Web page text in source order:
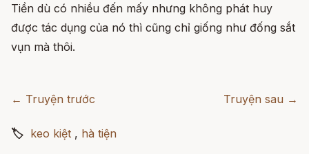
Tiền dù có nhiều đến mấy nhưng không phát huy
được tác dụng của nó thì cũng chỉ giống như đống sắt
vụn mà thôi.
← Truyện trước Truyện sau →
🏷 keo kiệt , hà tiện